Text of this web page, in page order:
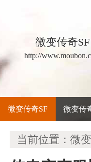
微变传奇SF
http://
微变传奇SF 微变传
当前位置： 微